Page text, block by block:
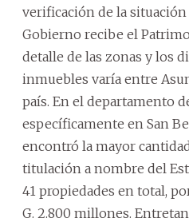
verificación de la
Gobierno recibe el
detalle de las zonas y los
inmuebles varía entre
país. En el departamento
específicamente en San
encontró la mayor
titulación a nombre del
41 propiedades en total,
G. 2.800 millones.